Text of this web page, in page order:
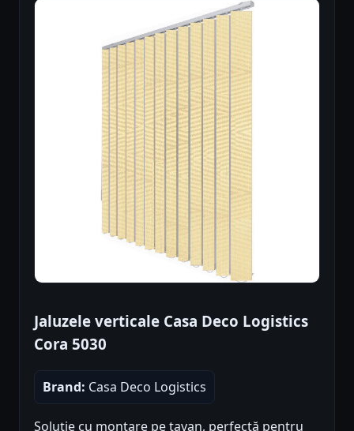
Jaluzele verticale Casa Deco Logistics
Cora 5030
Brand: Casa Deco Logistics
Soluție cu montare pe tavan, perfectă pentru